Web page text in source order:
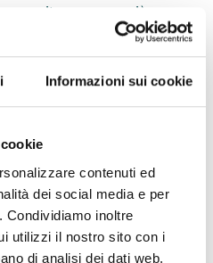
Informazioni sui cookie
contenuti ed
dei social media e per
Condividiamo inoltre
utilizzi il nostro sito con i
di analisi dei dati web,
o a evitare sempre più
in-casemessi in atto in
di strategie più adattive (ad
gli imprevisti e le difficoltà
gli atteggiamenti e i
in case‘ (JIC) si rinforzano e
di trasformarsi in
controllo non posso stare
con il passare del tempo i